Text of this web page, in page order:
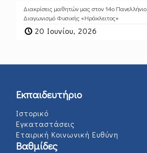
Διακρίσεις μαθητών μας στον 14ο Πανελλήνιο
Διαγωνισμό Φυσικής «Ηράκλειτος»
20 Ιουνίου, 2026
Εκπαιδευτήριο
Ιστορικό
Εγκαταστάσεις
Εταιρική Κοινωνική Ευθύνη
Βαθμίδες